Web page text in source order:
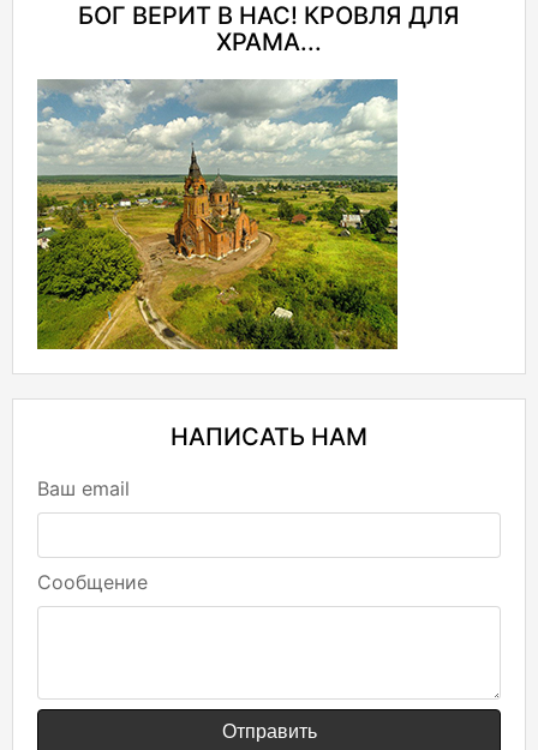
БОГ ВЕРИТ В НАС! КРОВЛЯ ДЛЯ
ХРАМА...
НАПИСАТЬ НАМ
Ваш email
Сообщение
Отправить